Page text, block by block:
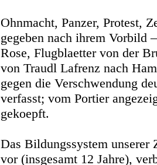
Ohnmacht, Panzer, Protest,
gegeben nach ihrem
Rose, Flugblaetter von der
von Traudl Lafrenz nach
gegen die Verschwendung
verfasst; vom Portier
gekoepft.
Das Bildungssystem unserer
vor (insgesamt 12 Jahre),